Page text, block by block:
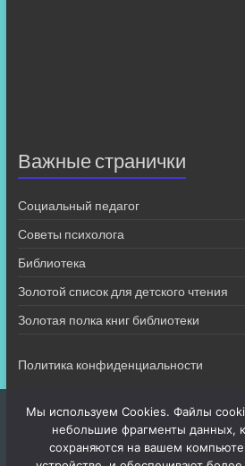
Важные странички
Социальный педагог
Советы психолога
Библиотека
Золотой список для детского чтения
Золотая полка книг библиотеки
Политика конфиденциальности
Мы используем Cookies. Файлы
небольшие фрагменты данных,
сохраняются на вашем